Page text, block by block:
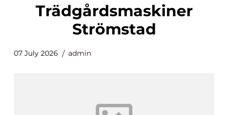
Trädgårdsmaskiner
Strömstad
07 July 2026 admin